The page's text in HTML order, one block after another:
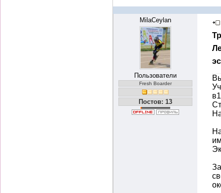
MilaCeylan
Пользователи
Fresh Boarder
Постов: 13